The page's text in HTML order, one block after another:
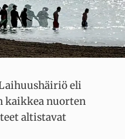
eli
kaikkea nuorten
altistavat